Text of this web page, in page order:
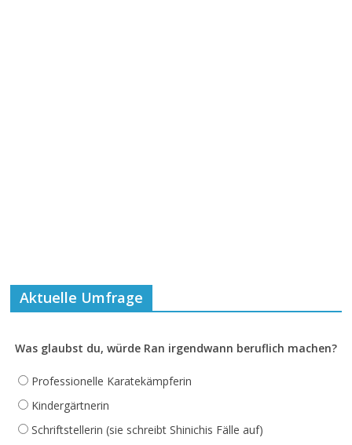
Aktuelle Umfrage
Was glaubst du, würde Ran irgendwann beruflich machen?
Professionelle Karatekämpferin
Kindergärtnerin
Schriftstellerin (sie schreibt Shinichis Fälle auf)